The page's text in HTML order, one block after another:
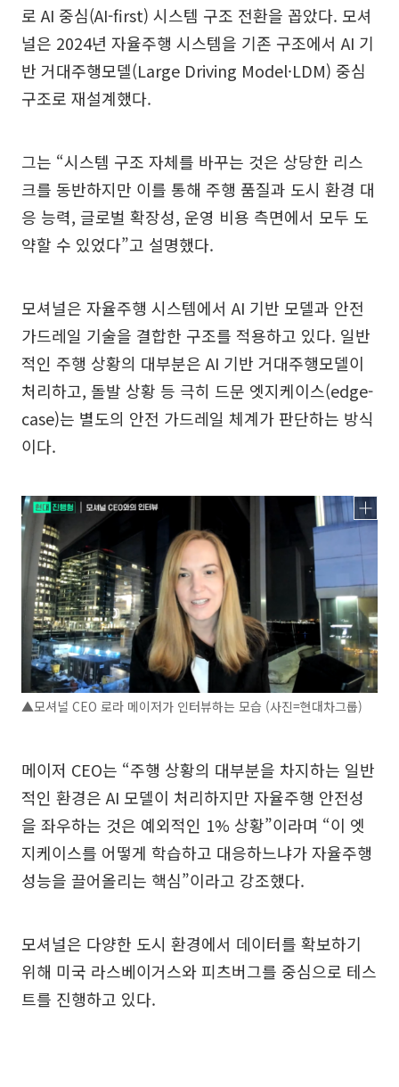
로 AI 중심(AI-first) 시스템 구조 전환을 꼽았다. 모셔
널은 2024년 자율주행 시스템을 기존 구조에서 AI 기
반 거대주행모델(Large Driving Model·LDM) 중심
구조로 재설계했다.
그는 “시스템 구조 자체를 바꾸는 것은 상당한 리스
크를 동반하지만 이를 통해 주행 품질과 도시 환경 대
응 능력, 글로벌 확장성, 운영 비용 측면에서 모두 도
약할 수 있었다”고 설명했다.
모셔널은 자율주행 시스템에서 AI 기반 모델과 안전
가드레일 기술을 결합한 구조를 적용하고 있다. 일반
적인 주행 상황의 대부분은 AI 기반 거대주행모델이
처리하고, 돌발 상황 등 극히 드문 엣지케이스(edge-
case)는 별도의 안전 가드레일 체계가 판단하는 방식
이다.
▲모셔널 CEO 로라 메이저가 인터뷰하는 모습 (사진=현대차그룹)
메이저 CEO는 “주행 상황의 대부분을 차지하는 일반
적인 환경은 AI 모델이 처리하지만 자율주행 안전성
을 좌우하는 것은 예외적인 1% 상황”이라며 “이 엣
지케이스를 어떻게 학습하고 대응하느냐가 자율주행
성능을 끌어올리는 핵심”이라고 강조했다.
모셔널은 다양한 도시 환경에서 데이터를 확보하기
위해 미국 라스베이거스와 피츠버그를 중심으로 테스
트를 진행하고 있다.